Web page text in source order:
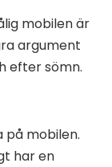
mobilen är
argument
efter sömn.
på mobilen.
har en